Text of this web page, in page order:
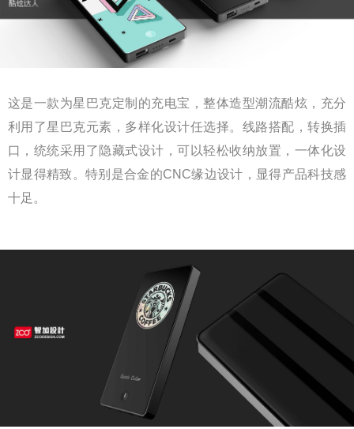
这是一款为星巴克定制的充电宝，整体造型潮流酷炫，充分
利用了星巴克元素，多样化设计任选择。线路搭配，转换插
口，统统采用了隐藏式设计，可以轻松收纳放置，一体化设
计显得精致。特别是合金的CNC缘边设计，显得产品科技感
十足。